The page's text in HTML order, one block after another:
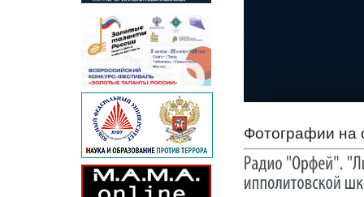
Фотографии на